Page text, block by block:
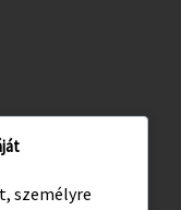
személyre